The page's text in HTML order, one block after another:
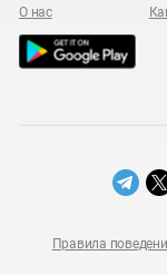
О нас
Правила